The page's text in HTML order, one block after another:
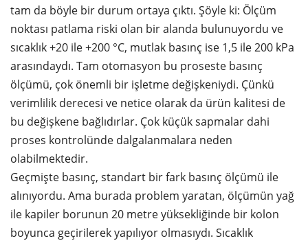
tam da böyle bir durum ortaya çıktı. Şöyle ki: Ölçüm
noktası patlama riski olan bir alanda bulunuyordu ve
sıcaklık +20 ile +200 °C, mutlak basınç ise 1,5 ile 200 kPa
arasındaydı. Tam otomasyon bu proseste basınç
ölçümü, çok önemli bir işletme değişkeniydi. Çünkü
verimlilik derecesi ve netice olarak da ürün kalitesi de
bu değişkene bağlıdırlar. Çok küçük sapmalar dahi
proses kontrolünde dalgalanmalara neden
olabilmektedir.
Geçmişte basınç, standart bir fark basınç ölçümü ile
alınıyordu. Ama burada problem yaratan, ölçümün yağ
ile kapiler borunun 20 metre yüksekliğinde bir kolon
boyunca geçirilerek yapılıyor olmasıydı. Sıcaklık